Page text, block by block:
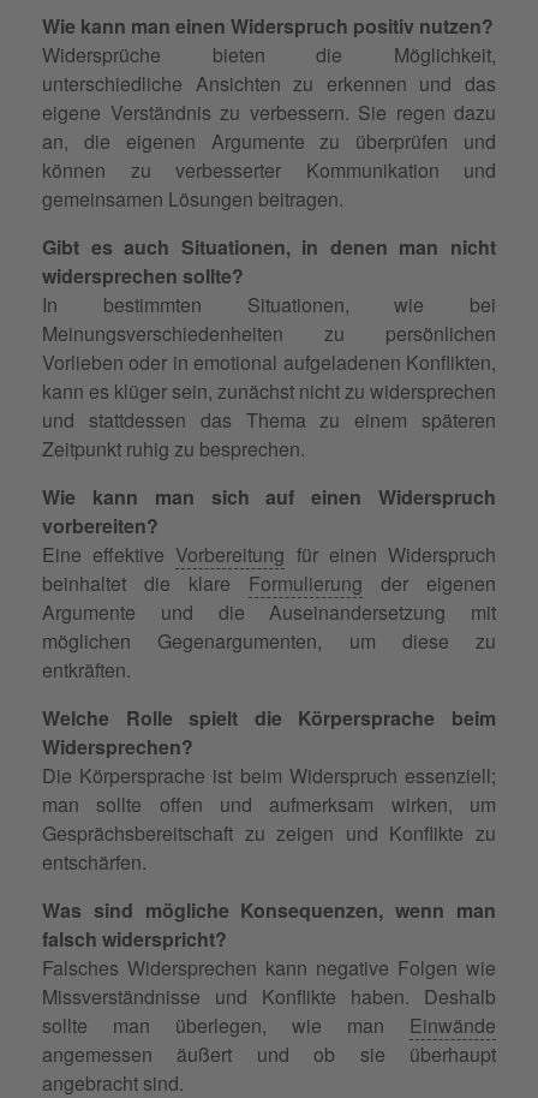
Wie kann man einen Widerspruch positiv nutzen?
Widersprüche bieten die Möglichkeit,
unterschiedliche Ansichten zu erkennen und das
eigene Verständnis zu verbessern. Sie regen dazu
an, die eigenen Argumente zu überprüfen und
können zu verbesserter Kommunikation und
gemeinsamen Lösungen beitragen.
Gibt es auch Situationen, in denen man nicht
widersprechen sollte?
In bestimmten Situationen, wie bei
Meinungsverschiedenheiten zu persönlichen
Vorlieben oder in emotional aufgeladenen Konflikten,
kann es klüger sein, zunächst nicht zu widersprechen
und stattdessen das Thema zu einem späteren
Zeitpunkt ruhig zu besprechen.
Wie kann man sich auf einen Widerspruch
vorbereiten?
Eine effektive Vorbereitung für einen Widerspruch
beinhaltet die klare Formulierung der eigenen
Argumente und die Auseinandersetzung mit
möglichen Gegenargumenten, um diese zu
entkräften.
Welche Rolle spielt die Körpersprache beim
Widersprechen?
Die Körpersprache ist beim Widerspruch essenziell;
man sollte offen und aufmerksam wirken, um
Gesprächsbereitschaft zu zeigen und Konflikte zu
entschärfen.
Was sind mögliche Konsequenzen, wenn man
falsch widerspricht?
Falsches Widersprechen kann negative Folgen wie
Missverständnisse und Konflikte haben. Deshalb
sollte man überlegen, wie man Einwände
angemessen äußert und ob sie überhaupt
angebracht sind.